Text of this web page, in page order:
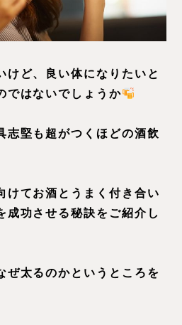
けど、良い体になりたいと
ではないでしょうか
志堅も超がつくほどの酒飲
けてお酒とうまく付き合い
成功させる秘訣をご紹介し
ぜ太るのかというところを